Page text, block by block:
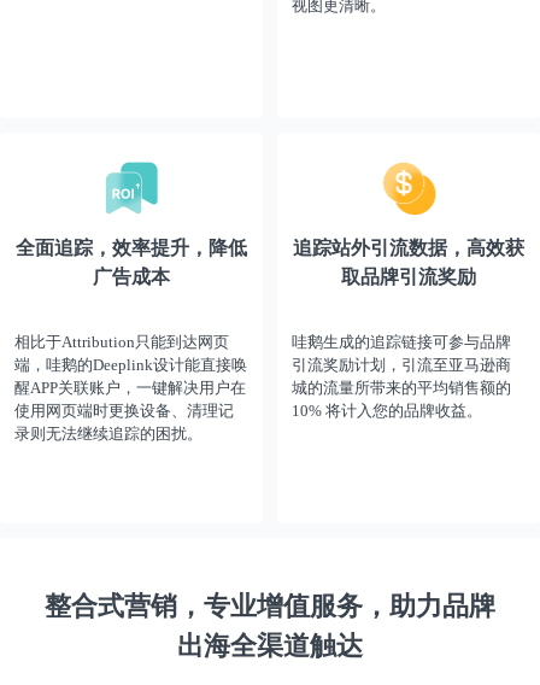
视图更清晰。
全面追踪，效率提升，降低
广告成本
相比于Attribution只能到达网页
端，哇鹅的Deeplink设计能直接唤
醒APP关联账户，一键解决用户在
使用网页端时更换设备、清理记
录则无法继续追踪的困扰。
追踪站外引流数据，高效获
取品牌引流奖励
哇鹅生成的追踪链接可参与品牌
引流奖励计划，引流至亚马逊商
城的流量所带来的平均销售额的
10% 将计入您的品牌收益。
整合式营销，专业增值服务，助力品牌
出海全渠道触达